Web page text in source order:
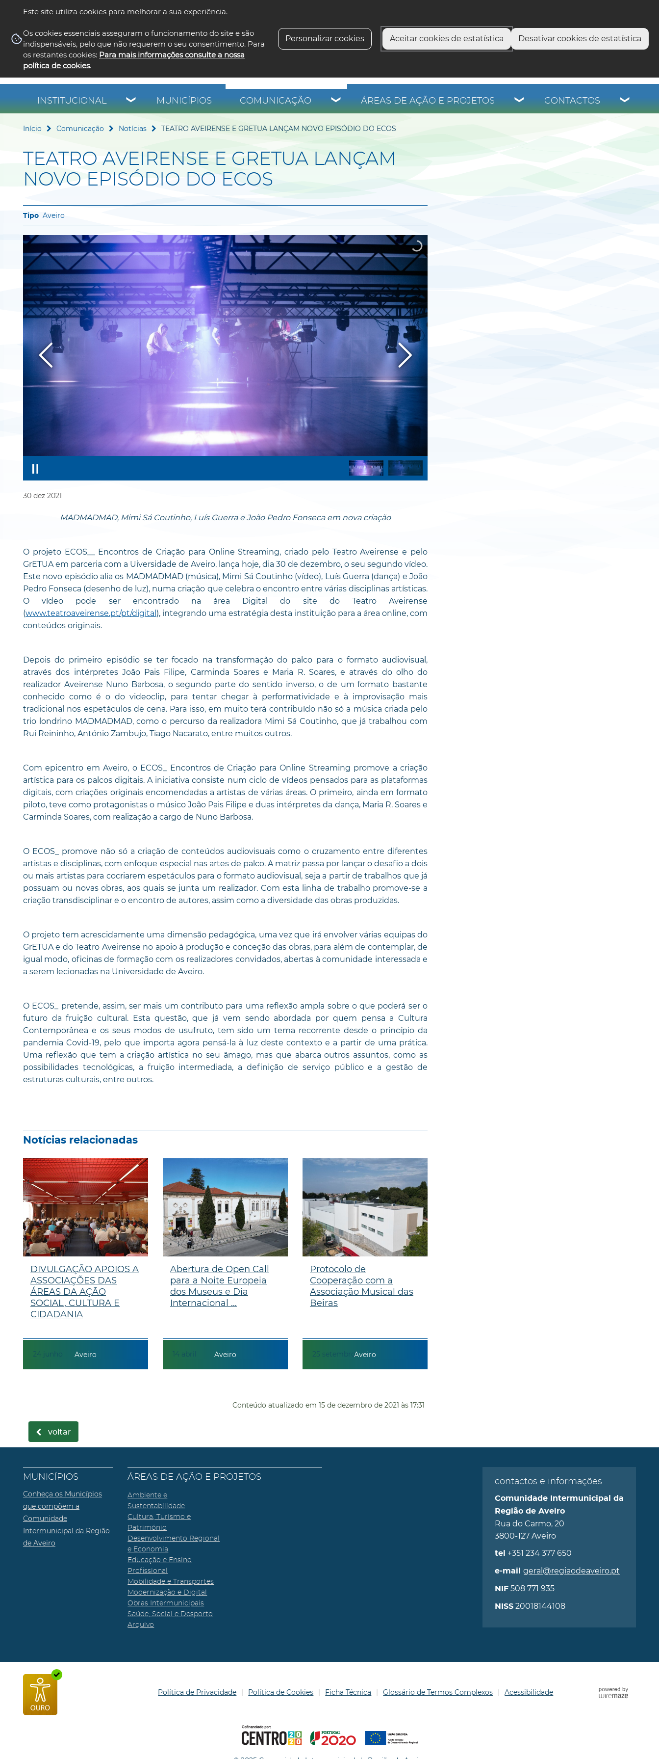
Este site utiliza cookies para melhorar a sua experiência.
Os cookies essenciais asseguram o funcionamento do site e são
indispensáveis, pelo que não requerem o seu consentimento. Para
os restantes cookies: Para mais informações consulte a nossa
política de cookies.
Personalizar cookies Aceitar cookies de estatística Desativar cookies de estatística
INSTITUCIONAL MUNICÍPIOS COMUNICAÇÃO ÁREAS DE AÇÃO E PROJETOS CONTACTOS
Início Comunicação Notícias TEATRO AVEIRENSE E GRETUA LANÇAM NOVO EPISÓDIO DO ECOS
TEATRO AVEIRENSE E GRETUA LANÇAM
NOVO EPISÓDIO DO ECOS
Aveiro
30 dez 2021
MADMADMAD, Mimi Sá Coutinho, Luís Guerra e João Pedro Fonseca em nova criação
O projeto ECOS__ Encontros de Criação para Online Streaming, criado pelo Teatro Aveirense e pelo
GrETUA em parceria com a Uiversidade de Aveiro, lança hoje, dia 30 de dezembro, o seu segundo vídeo.
Este novo episódio alia os MADMADMAD (música), Mimi Sá Coutinho (vídeo), Luís Guerra (dança) e João
Pedro Fonseca (desenho de luz), numa criação que celebra o encontro entre várias disciplinas artísticas.
O vídeo pode ser encontrado na área Digital do site do Teatro Aveirense
(www.teatroaveirense.pt/pt/digital ), integrando uma estratégia desta instituição para a área online, com
conteúdos originais.
Depois do primeiro episódio se ter focado na transformação do palco para o formato audiovisual,
através dos intérpretes João Pais Filipe, Carminda Soares e Maria R. Soares, e através do olho do
realizador Aveirense Nuno Barbosa, o segundo parte do sentido inverso, o de um formato bastante
conhecido como é o do videoclip, para tentar chegar à performatividade e à improvisação mais
tradicional nos espetáculos de cena. Para isso, em muito terá contribuído não só a música criada pelo
trio londrino MADMADMAD, como o percurso da realizadora Mimi Sá Coutinho, que já trabalhou com
Rui Reininho, António Zambujo, Tiago Nacarato, entre muitos outros.
Com epicentro em Aveiro, o ECOS_ Encontros de Criação para Online Streaming promove a criação
artística para os palcos digitais. A iniciativa consiste num ciclo de vídeos pensados para as plataformas
digitais, com criações originais encomendadas a artistas de várias áreas. O primeiro, ainda em formato
piloto, teve como protagonistas o músico João Pais Filipe e duas intérpretes da dança, Maria R. Soares e
Carminda Soares, com realização a cargo de Nuno Barbosa.
O ECOS_ promove não só a criação de conteúdos audiovisuais como o cruzamento entre diferentes
artistas e disciplinas, com enfoque especial nas artes de palco. A matriz passa por lançar o desafio a dois
ou mais artistas para cocriarem espetáculos para o formato audiovisual, seja a partir de trabalhos que já
possuam ou novas obras, aos quais se junta um realizador. Com esta linha de trabalho promove-se a
criação transdisciplinar e o encontro de autores, assim como a diversidade das obras produzidas.
O projeto tem acrescidamente uma dimensão pedagógica, uma vez que irá envolver várias equipas do
GrETUA e do Teatro Aveirense no apoio à produção e conceção das obras, para além de contemplar, de
igual modo, oficinas de formação com os realizadores convidados, abertas à comunidade interessada e
a serem lecionadas na Universidade de Aveiro.
O ECOS_ pretende, assim, ser mais um contributo para uma reflexão ampla sobre o que poderá ser o
futuro da fruição cultural. Esta questão, que já vem sendo abordada por quem pensa a Cultura
Contemporânea e os seus modos de usufruto, tem sido um tema recorrente desde o princípio da
pandemia Covid-19, pelo que importa agora pensá-la à luz deste contexto e a partir de uma prática.
Uma reflexão que tem a criação artística no seu âmago, mas que abarca outros assuntos, como as
possibilidades tecnológicas, a fruição intermediada, a definição de serviço público e a gestão de
estruturas culturais, entre outros.
Notícias relacionadas
24 junho
DIVULGAÇÃO APOIOS A
ASSOCIAÇÕES DAS
ÁREAS DA AÇÃO
SOCIAL, CULTURA E
CIDADANIA
Aveiro 14 abril
Abertura de Open Call
para a Noite Europeia
dos Museus e Dia
Internacional ...
Aveiro 25 setembro
Protocolo de
Cooperação com a
Associação Musical das
Beiras
Aveiro
Conteúdo atualizado em 15 de dezembro de 2021 às 17:31
voltar
MUNICÍPIOS
Conheça os Municípios
que compõem a
Comunidade
Intermunicipal da Região
de Aveiro
ÁREAS DE AÇÃO E PROJETOS
Ambiente e
Sustentabilidade
Cultura, Turismo e
Património
Desenvolvimento Regional
e Economia
Educação e Ensino
Profissional
Mobilidade e Transportes
Modernização e Digital
Obras Intermunicipais
Saúde, Social e Desporto
Arquivo
contactos e informações
Comunidade Intermunicipal da
Região de Aveiro
Rua do Carmo, 20
3800-127 Aveiro
tel +351 234 377 650
e-mail geral@regiaodeaveiro.pt
NIF508 771 935
NISS20018144108
Política de Privacidade Política de Cookies Ficha Técnica Glossário de Termos Complexos Acessibilidade